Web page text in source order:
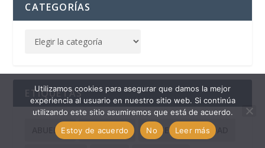
CATEGORÍAS
ETIQUETAS
ABUELOS ADVIENTO ADVIENTO-NAVIDAD
Utilizamos cookies para asegurar que damos la mejor
experiencia al usuario en nuestro sitio web. Si continúa
utilizando este sitio asumiremos que está de acuerdo.
Estoy de acuerdo
No Leer más